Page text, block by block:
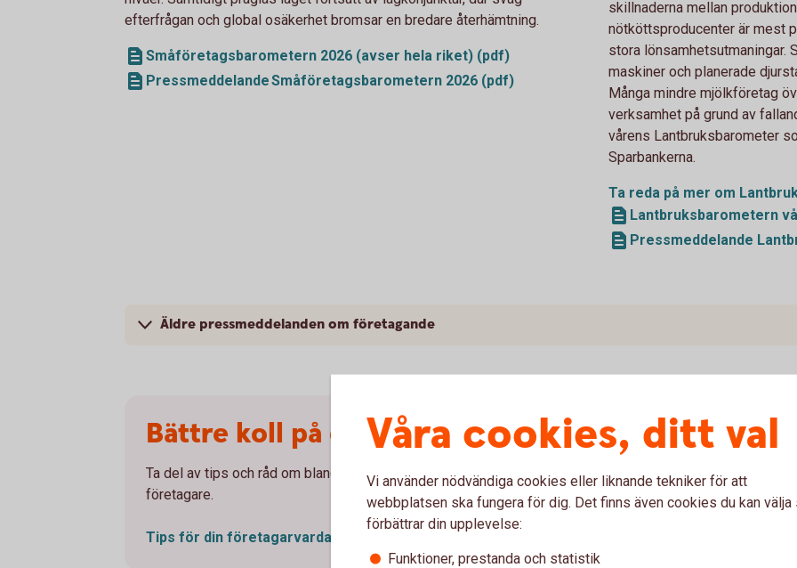
efterfrågan och global osäkerhet bromsar en bredare återhämtning.
Småföretagsbarometern 2026 (avser hela riket) (pdf)
Pressmeddelande Småföretagsbarometern 2026 (pdf)
skillnaderna mellan
nötköttsproducenter är mest
stora lönsamhetsutmaningar.
maskiner och planerade
Många mindre mjölkföretag
verksamhet på grund av
vårens Lantbruksbarometer
Sparbankerna.
Ta reda på mer om
Lantbruksbarometern
Pressmeddelande
Äldre pressmeddelanden om företagande
Bättre koll på det som påverkar din och
Ta del av tips och råd om bland annat pension, finansiering, försäkringar och sparande för
företagare.
Tips för din företagarvardag
Våra cookies, ditt val
Vi använder nödvändiga cookies eller liknande tekniker för att
webbplatsen ska fungera för dig. Det finns även cookies du kan välja
förbättrar din upplevelse:
Funktioner, prestanda och statistik